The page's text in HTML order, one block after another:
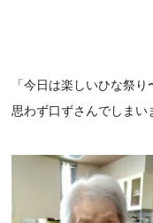
「今日は楽しいひな祭り
思わず口ずさんでしまい